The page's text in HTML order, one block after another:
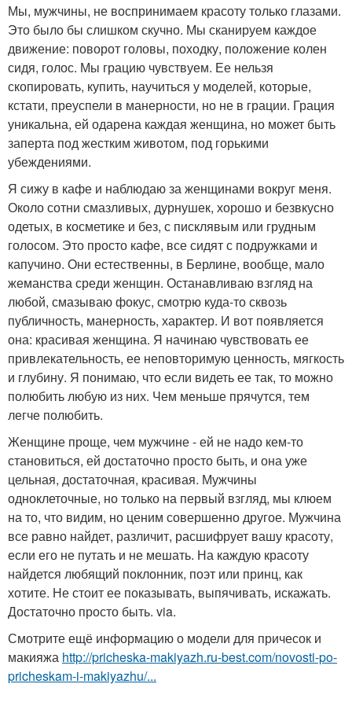
Мы, мужчины, не воспринимаем красоту только глазами.
Это было бы слишком скучно. Мы сканируем каждое
движение: поворот головы, походку, положение колен
сидя, голос. Мы грацию чувствуем. Ее нельзя
скопировать, купить, научиться у моделей, которые,
кстати, преуспели в манерности, но не в грации. Грация
уникальна, ей одарена каждая женщина, но может быть
заперта под жестким животом, под горькими
убеждениями.
Я сижу в кафе и наблюдаю за женщинами вокруг меня.
Около сотни смазливых, дурнушек, хорошо и безвкусно
одетых, в косметике и без, с писклявым или грудным
голосом. Это просто кафе, все сидят с подружками и
капучино. Они естественны, в Берлине, вообще, мало
жеманства среди женщин. Останавливаю взгляд на
любой, смазываю фокус, смотрю куда-то сквозь
публичность, манерность, характер. И вот появляется
она: красивая женщина. Я начинаю чувствовать ее
привлекательность, ее неповторимую ценность, мягкость
и глубину. Я понимаю, что если видеть ее так, то можно
полюбить любую из них. Чем меньше прячутся, тем
легче полюбить.
Женщине проще, чем мужчине - ей не надо кем-то
становиться, ей достаточно просто быть, и она уже
цельная, достаточная, красивая. Мужчины
одноклеточные, но только на первый взгляд, мы клюем
на то, что видим, но ценим совершенно другое. Мужчина
все равно найдет, различит, расшифрует вашу красоту,
если его не путать и не мешать. На каждую красоту
найдется любящий поклонник, поэт или принц, как
хотите. Не стоит ее показывать, выпячивать, искажать.
Достаточно просто быть. via.
Смотрите ещё информацию о модели для причесок и
макияжа http://pricheska-makiyazh.ru-best.com/novosti-po-
pricheskam-i-makiyazhu/...